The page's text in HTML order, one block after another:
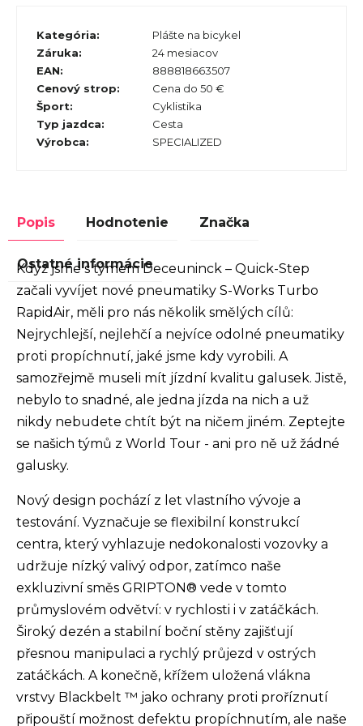
Kategória:
Plášte na bicykel
Záruka:
24 mesiacov
EAN:
888818663507
Cenový strop:
Cena do 50 €
Šport:
Cyklistika
Typ jazdca:
Cesta
Výrobca: SPECIALIZED
Popis Hodnotenie Značka
Ostatné informácie
Když jsme s týmem Deceuninck – Quick-Step
začali vyvíjet nové pneumatiky S-Works Turbo
RapidAir, měli pro nás několik smělých cílů:
Nejrychlejší, nejlehčí a nejvíce odolné pneumatiky
proti propíchnutí, jaké jsme kdy vyrobili. A
samozřejmě museli mít jízdní kvalitu galusek. Jistě,
nebylo to snadné, ale jedna jízda na nich a už
nikdy nebudete chtít být na ničem jiném. Zeptejte
se našich týmů z World Tour - ani pro ně už žádné
galusky.
Nový design pochází z let vlastního vývoje a
testování. Vyznačuje se flexibilní konstrukcí
centra, který vyhlazuje nedokonalosti vozovky a
udržuje nízký valivý odpor, zatímco naše
exkluzivní směs GRIPTON® vede v tomto
průmyslovém odvětví: v rychlosti i v zatáčkách.
Široký dezén a stabilní boční stěny zajišťují
přesnou manipulaci a rychlý průjezd v ostrých
zatáčkách. A konečně, křížem uložená vlákna
vrstvy Blackbelt ™ jako ochrany proti proříznutí
připouští možnost defektu propíchnutím, ale naše